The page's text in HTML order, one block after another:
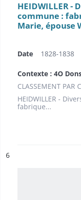
HEIDWILLER -
commune :
Marie, épouse
Date 1828-1838
Contexte : 4O
CLASSEMENT PAR
HEIDWILLER -
fabrique...
n°
6